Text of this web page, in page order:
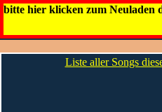
bitte hier klicken zum Neuladen
Liste aller Songs